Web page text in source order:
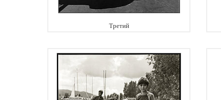
Третий